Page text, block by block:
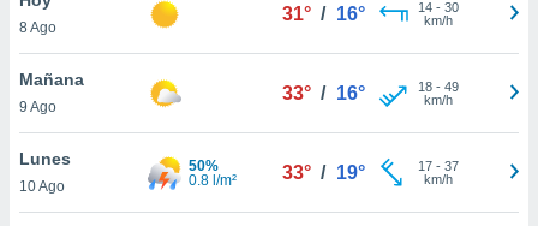
en
más
nuestra
8 Ago
31° / 16° 14- 30
km/h
Mañana
9 Ago
33° / 16° 18- 49
km/h
Lunes
10 Ago
50%
0.8 l/m²
33° / 19° 17- 37
km/h